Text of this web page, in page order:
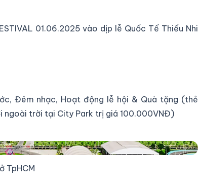
01.06.2025 vào dịp lễ Quốc Tế Thiếu Nhi
Đêm nhạc, Hoạt động lễ hội & Quà tặng (thẻ
ngoài trời tại City Park trị giá 100.000VNĐ)
TpHCM